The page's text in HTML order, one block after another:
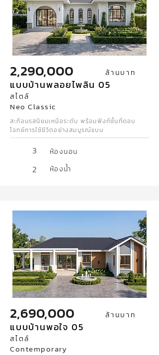
2,290,000 ล้านบาท
แบบบ้านพลอยไพลิน 05
สไตล์
Neo Classic
สะท้อนรสนิยมเหนือระดับ พร้อมฟังก์ชั้นที่ตอบ
โจทย์การใช้ชีวิตอย่างสมบูรณ์แบบ
3 ห้องนอน
2 ห้องน้ำ
2,690,000 ล้านบาท
แบบบ้านพอใจ 05
สไตล์
Contemporary